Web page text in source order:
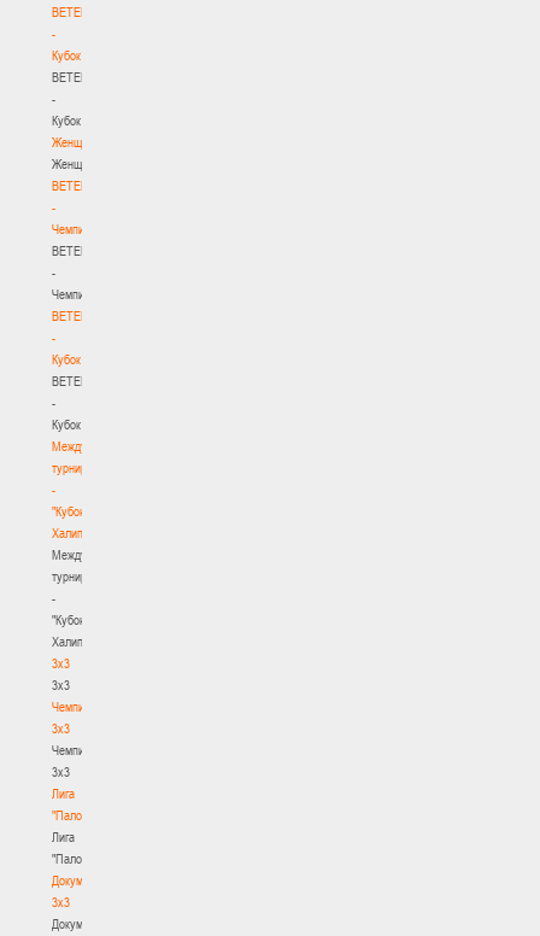
BETERA
-
Кубок
BETERA
-
Кубок
Женщины
Женщины
BETERA
-
Чемпионат
BETERA
-
Чемпионат
BETERA
-
Кубок
BETERA
-
Кубок
Международный
турнир
-
"Кубок
Халипского"
Международный
турнир
-
"Кубок
Халипского"
3x3
3x3
Чемпионат
3х3
Чемпионат
3х3
Лига
"Палова"
Лига
"Палова"
Документы
3х3
Документы